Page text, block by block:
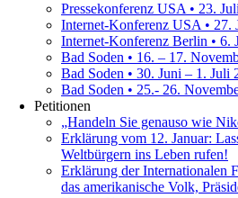
Pressekonferenz USA • 23.
Internet-Konferenz USA • 27.
Internet-Konferenz Berlin • 6.
Bad Soden • 16. – 17.
Bad Soden • 30. Juni – 1. Juli
Bad Soden • 25.- 26.
Petitionen
„Handeln Sie genauso wie
Erklärung vom 12. Januar:
Weltbürgern ins Leben rufen!
Erklärung der Internationalen
das amerikanische Volk,